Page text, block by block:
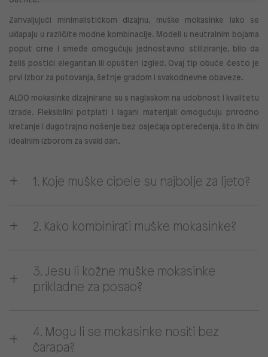
Zahvaljujući minimalističkom dizajnu, muške mokasinke lako se
uklapaju u različite modne kombinacije. Modeli u neutralnim bojama
poput crne i smeđe omogućuju jednostavno stiliziranje, bilo da
želiš postići elegantan ili opušten izgled. Ovaj tip obuće često je
prvi izbor za putovanja, šetnje gradom i svakodnevne obaveze.
ALDO mokasinke dizajnirane su s naglaskom na udobnost i kvalitetu
izrade. Fleksibilni potplati i lagani materijali omogućuju prirodno
kretanje i dugotrajno nošenje bez osjećaja opterećenja, što ih čini
idealnim izborom za svaki dan.
1. Koje muške cipele su najbolje za ljeto?
2. Kako kombinirati muške mokasinke?
3. Jesu li kožne muške mokasinke
prikladne za posao?
4. Mogu li se mokasinke nositi bez
čarapa?